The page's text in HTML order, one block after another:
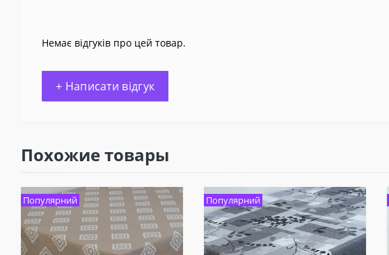
Немає відгуків про цей товар.
+ Написати відгук
Похожие товары
Популярний Популярний